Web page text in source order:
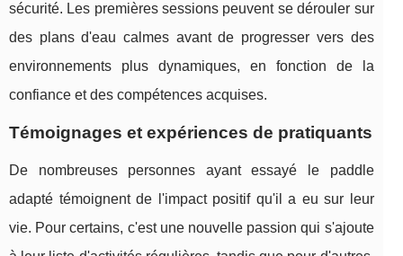
sécurité. Les premières sessions peuvent se dérouler sur
des plans d'eau calmes avant de progresser vers des
environnements plus dynamiques, en fonction de la
confiance et des compétences acquises.
Témoignages et expériences de pratiquants
De nombreuses personnes ayant essayé le paddle
adapté témoignent de l'impact positif qu'il a eu sur leur
vie. Pour certains, c'est une nouvelle passion qui s'ajoute